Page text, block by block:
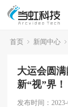
首页 新闻中心
大运会圆
新“视”界！
发布时间：